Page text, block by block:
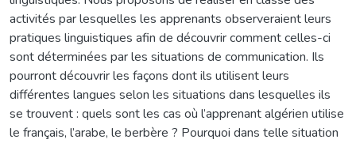
activités par lesquelles les apprenants observeraient leurs
pratiques linguistiques afin de découvrir comment celles-ci
sont déterminées par les situations de communication. Ils
pourront découvrir les façons dont ils utilisent leurs
différentes langues selon les situations dans lesquelles ils
se trouvent : quels sont les cas où l’apprenant algérien utilise
le français, l’arabe, le berbère ? Pourquoi dans telle situation